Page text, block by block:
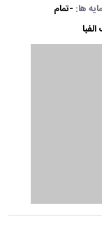
ها: -تمام